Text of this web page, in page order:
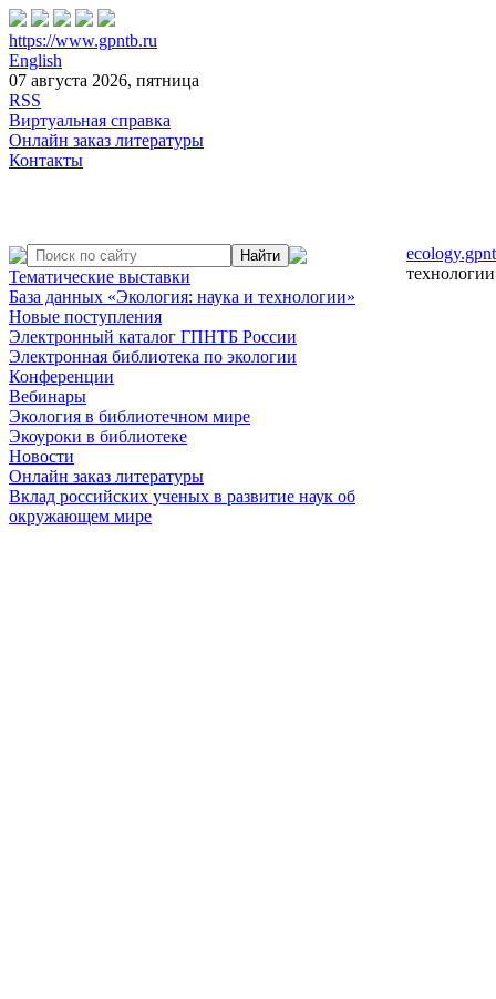
https://www.gpntb.ru
English
07 августа 2026, пятница
RSS
Виртуальная справка
Онлайн заказ литературы
Контакты
Тематические выставки
База данных «Экология: наука и технологии»
Новые поступления
Электронный каталог ГПНТБ России
Электронная библиотека по экологии
Конференции
Вебинары
Экология в библиотечном мире
Экоуроки в библиотеке
Новости
Онлайн заказ литературы
Вклад российских ученых в развитие наук об
окружающем мире